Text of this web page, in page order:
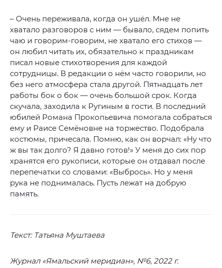
– Очень переживала, когда он ушёл. Мне не
хватало разговоров с ним — бывало, сядем попить
чаю и говорим-говорим, не хватало его стихов —
он любил читать их, обязательно к праздникам
писал новые стихотворения для каждой
сотрудницы. В редакции о нём часто говорили, но
без него атмосфера стала другой. Пятнадцать лет
работы бок о бок — очень большой срок. Когда
скучала, заходила к Ругиным в гости. В последний
юбилей Романа Прокопьевича помогала собраться
ему и Раисе Семёновне на торжество. Подобрала
костюмы, причесала. Помню, как он ворчал: «Ну что
ж вы так долго? Я давно готов!» У меня до сих пор
хранятся его рукописи, которые он отдавал после
перепечатки со словами: «Выбрось». Но у меня
рука не поднималась. Пусть лежат на добрую
память.
Текст: Татьяна Муштаева
Журнал «Ямальский меридиан», №6, 2022 г.